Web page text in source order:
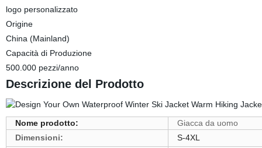
logo personalizzato
Origine
China (Mainland)
Capacità di Produzione
500.000 pezzi/anno
Descrizione del Prodotto
Nome prodotto:
Giacca da uomo
Dimensioni:
S-4XL